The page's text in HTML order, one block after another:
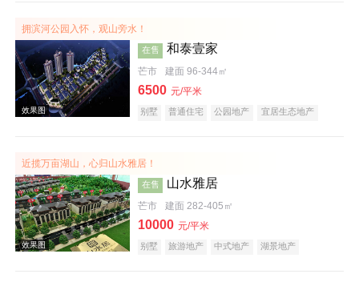
效果图
拥滨河公园入怀，观山旁水！
在售 和泰壹家
芒市 建面 96-344㎡
6500 元/平米
别墅 普通住宅 公园地产 宜居生态地产
近揽万亩湖山，心归山水雅居！
在售 山水雅居
芒市 建面 282-405㎡
10000 元/平米
别墅 旅游地产 中式地产 湖景地产